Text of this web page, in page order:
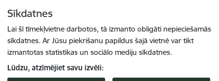
Sīkdatnes
Lai šī tīmekļvietne darbotos, tā izmanto obligāti nepieciešamās
sīkdatnes. Ar Jūsu piekrišanu papildus šajā vietnē var tikt
izmantotas statistikas un sociālo mediju sīkdatnes.
Lūdzu, atzīmējiet savu izvēli: